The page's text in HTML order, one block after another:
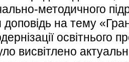
методичного
на тему
освітнього
висвітлено